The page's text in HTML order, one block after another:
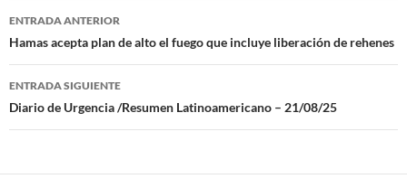
Navegación
de
entradas
ENTRADA ANTERIOR
Hamas acepta plan de alto el fuego que incluye liberación de rehenes
ENTRADA SIGUIENTE
Diario de Urgencia /Resumen Latinoamericano – 21/08/25